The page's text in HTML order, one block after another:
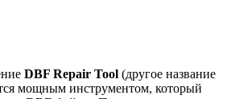
DBF Repair Tool (другое название
мощным инструментом, который